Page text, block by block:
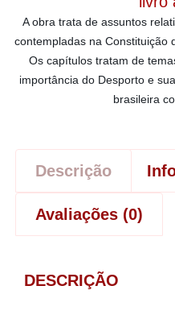
A obra trata de assuntos
contempladas na Constituição
Os capítulos tratam de
importância do Desporto e
brasileira
Descrição
Avaliações (0)
DESCRIÇÃO